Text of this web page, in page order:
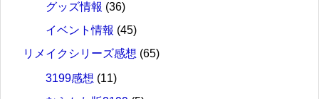
グッズ情報 (36)
イベント情報 (45)
リメイクシリーズ感想 (65)
3199感想 (11)